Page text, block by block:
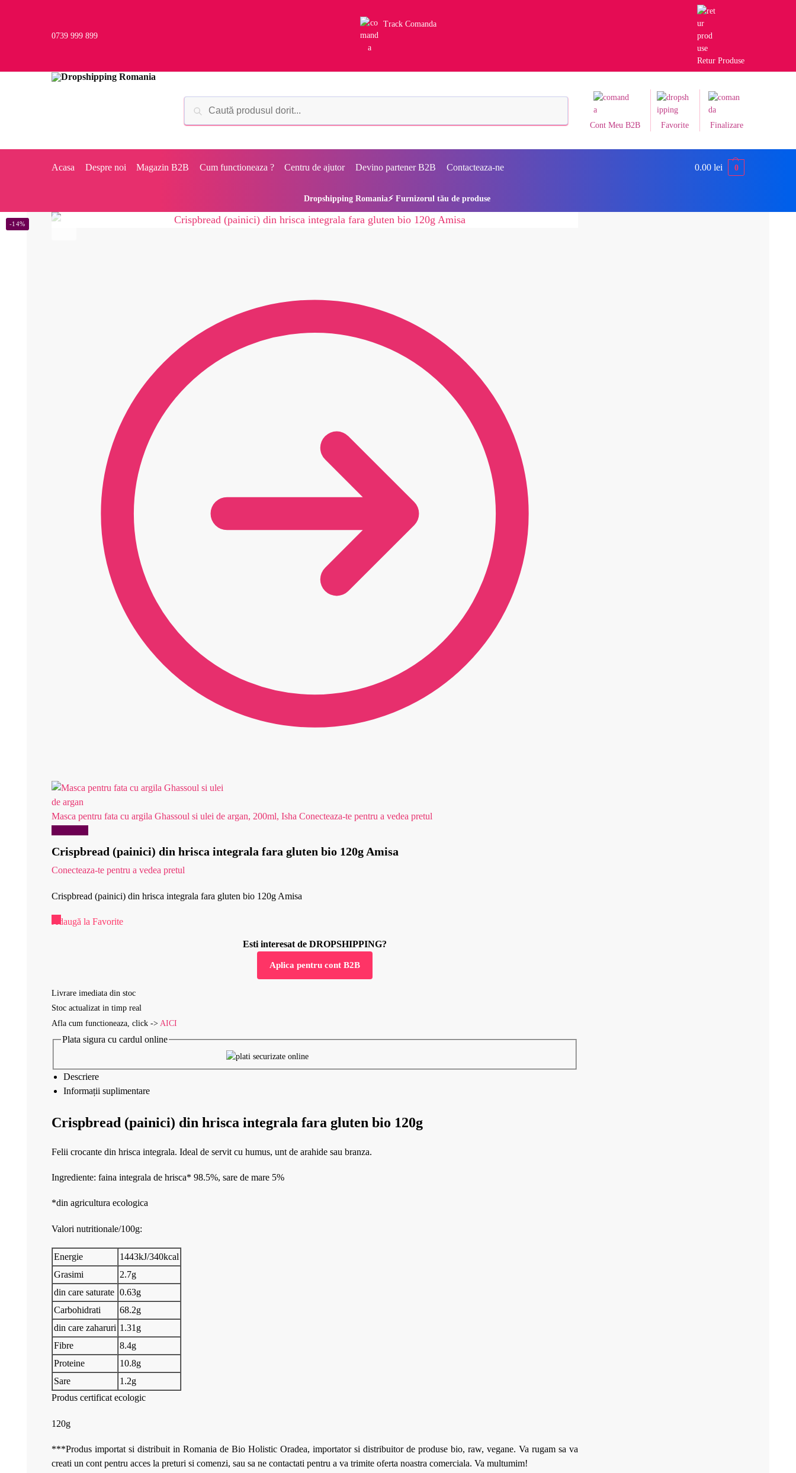
0739 999 899
Track Comanda
Retur Produse
Cont Meu B2B Favorite Finalizare
Acasa Despre noi Magazin B2B Cum functioneaza ? Centru de ajutor Devino partener B2B Contacteaza-ne 0.00 lei 0
Dropshipping Romania⚡ Furnizorul tău de produse
Masca pentru fata cu argila Ghassoul si ulei de argan, 200ml, Isha Conecteaza-te pentru a vedea pretul
Crispbread (painici) din hrisca integrala fara gluten bio 120g Amisa
Conecteaza-te pentru a vedea pretul
-14%
Crispbread (painici) din hrisca integrala fara gluten bio 120g Amisa
Adaugă la Favorite
Esti interesat de DROPSHIPPING?
Aplica pentru cont B2B
Livrare imediata din stoc
Stoc actualizat in timp real
Afla cum functioneaza, click -> AICI
Plata sigura cu cardul online
Descriere
Informații suplimentare
Crispbread (painici) din hrisca integrala fara gluten bio 120g
Felii crocante din hrisca integrala. Ideal de servit cu humus, unt de arahide sau branza.
Ingrediente: faina integrala de hrisca* 98.5%, sare de mare 5%
*din agricultura ecologica
Valori nutritionale/100g:
Energie
1443kJ/340kcal
Grasimi
2.7g
din care saturate 0.63g
Carbohidrati
68.2g
din care zaharuri 1.31g
Fibre
8.4g
Proteine
10.8g
Sare
1.2g
Produs certificat ecologic
120g
***Produs importat si distribuit in Romania de Bio Holistic Oradea, importator si distribuitor de produse bio, raw, vegane. Va rugam sa va
creati un cont pentru acces la preturi si comenzi, sau sa ne contactati pentru a va trimite oferta noastra comerciala. Va multumim!